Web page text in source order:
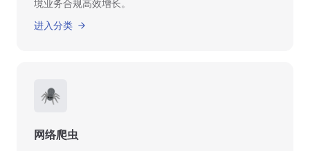
境业务合规高效增长。
进入分类
🕷️
网络爬虫